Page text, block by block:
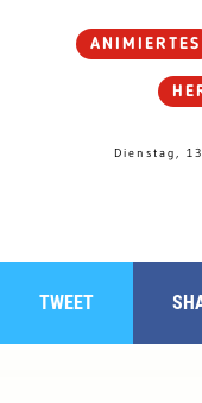
ANIMIERTES
Dienstag,
TWEET